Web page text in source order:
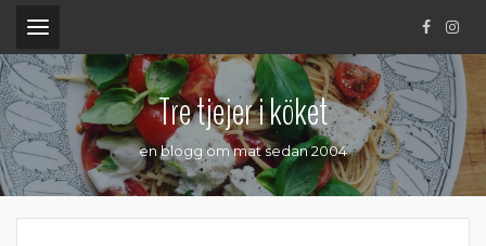
.
Tre tjejer i köket
en blogg om mat sedan 2004